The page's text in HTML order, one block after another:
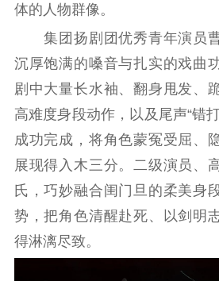
体的人物群像。
集团扬剧团优秀青年演员
沉厚饱满的嗓音与扎实的戏曲
剧中大量长水袖、翻身甩发、
高难度身段动作，以及尾声“错
成功完成，将角色蒙冤受屈、
展现得入木三分。二级演员、
氏，巧妙融合闺门旦的柔美身
势，把角色清醒赴死、以剑明
得淋漓尽致。